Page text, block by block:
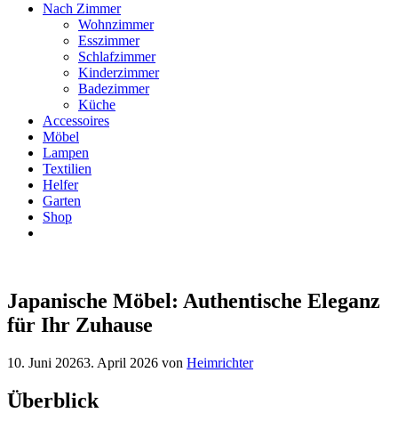
Nach Zimmer
Wohnzimmer
Esszimmer
Schlafzimmer
Kinderzimmer
Badezimmer
Küche
Accessoires
Möbel
Lampen
Textilien
Helfer
Garten
Shop
Japanische Möbel: Authentische Eleganz
für Ihr Zuhause
10. Juni 20263. April 2026 von Heimrichter
Überblick